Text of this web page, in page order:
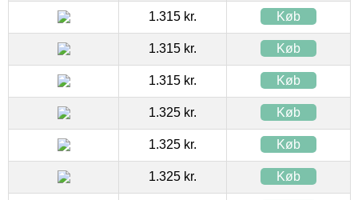
1.315 kr. Køb
1.315 kr. Køb
1.315 kr. Køb
1.325 kr. Køb
1.325 kr. Køb
1.325 kr. Køb